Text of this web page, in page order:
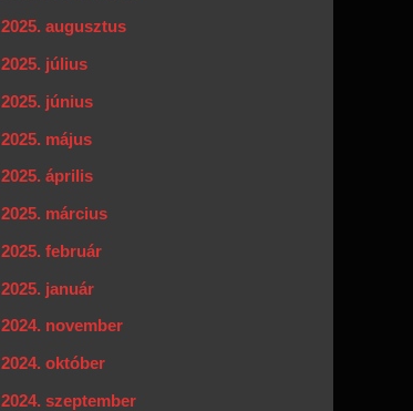
2025. augusztus
2025. július
2025. június
2025. május
2025. április
2025. március
2025. február
2025. január
2024. november
2024. október
2024. szeptember